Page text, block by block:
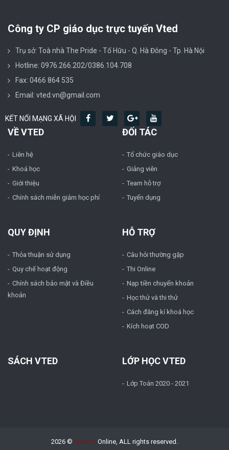
Công ty CP giáo dục trực tuyến Vted
Trụ sở: Toà nhà The Pride - Tố Hữu - Q. Hà Đông - Tp. Hà Nội
Hotline: 0976.266.202/0386.104.708
Fax: 0466 864 535
Email: vted.vn@gmail.com
KẾT NỐI MẠNG XÃ HỘI
VỀ VTED
Liên hệ
Khoá học
Giới thiệu
Chính sách miễn giảm học phí
ĐỐI TÁC
Tổ chức giáo dục
Giảng viên
Team hỗ trợ
Tuyển dụng
QUY ĐỊNH
Thỏa thuận sử dụng
Quy chế hoạt động
Chính sách bảo mật và Điều
khoản
HỖ TRỢ
Câu hỏi thường gặp
Thi Online
Nạp tiền chuyển khoản
Học thử và thi thử
Cách đăng kí khoá học
Kích hoạt COD
SÁCH VTED LỚP HỌC VTED
Lớp Toán 2020 - 2021
2026 © Vted.vn Online, ALL rights reserved.